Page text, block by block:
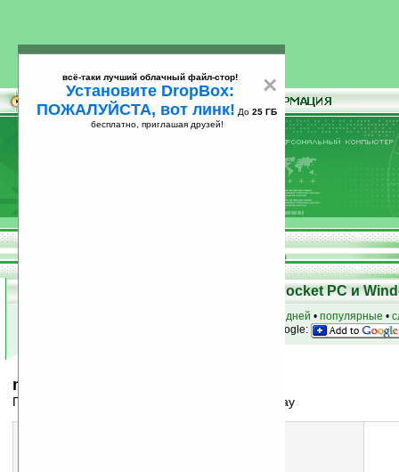
25
Скачать программы для КПК Pocket PC и
за 7 дней • популярные •
на Google:
mToday v0.2
Переключение между профилями экрана Today
×
всё-таки лучший облачный файл-стор!
Установите DropBox:
ПОЖАЛУЙСТА, вот линк! До 25 ГБ
бесплатно, приглашая друзей!